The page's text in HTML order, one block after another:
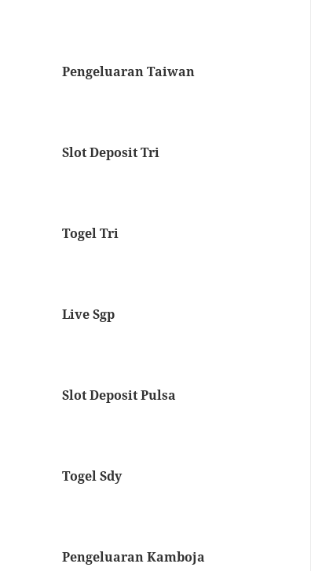
Pengeluaran Taiwan
Slot Deposit Tri
Togel Tri
Live Sgp
Slot Deposit Pulsa
Togel Sdy
Pengeluaran Kamboja